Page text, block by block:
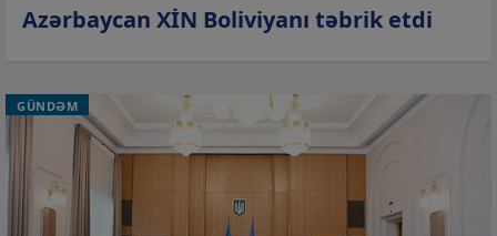
Azərbaycan XİN Boliviyanı təbrik etdi
GÜNDƏM